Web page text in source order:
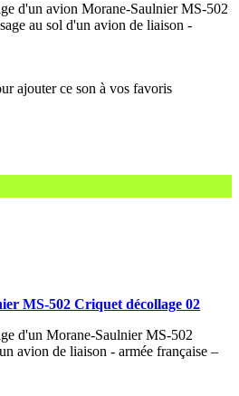
d'un avion Morane-Saulnier MS-502
au sol d'un avion de liaison -
MS-502 Criquet décollage 02
d'un Morane-Saulnier MS-502
avion de liaison - armée française –